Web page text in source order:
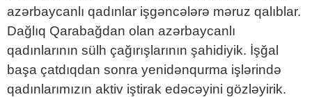
azərbaycanlı qadınlar işgəncələrə məruz qalıblar.
Dağlıq Qarabağdan olan azərbaycanlı
qadınlarının sülh çağırışlarının şahidiyik. İşğal
başa çatdıqdan sonra yenidənqurma işlərində
qadınlarımızın aktiv iştirak edəcəyini gözləyirik.